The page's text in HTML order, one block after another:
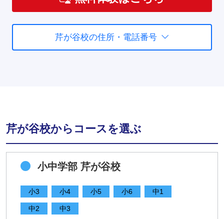
芹が谷校の住所・電話番号
芹が谷校からコースを選ぶ
小中学部 芹が谷校
小3 小4 小5 小6 中1
中2 中3